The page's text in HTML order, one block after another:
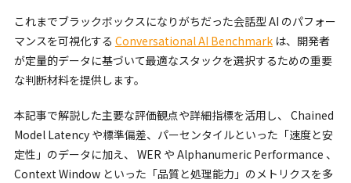
これまでブラックボックスになりがちだった会話型 AI のパフォー
マンスを可視化する Conversational AI Benchmarkは、開発者
が定量的データに基づいて最適なスタックを選択するための重要
な判断材料を提供します。
本記事で解説した主要な評価観点や詳細指標を活用し、 Chained
Model Latency や標準偏差、パーセンタイルといった「速度と安
定性」のデータに加え、 WER や Alphanumeric Performance 、
Context Window といった「品質と処理能力」のメトリクスを多